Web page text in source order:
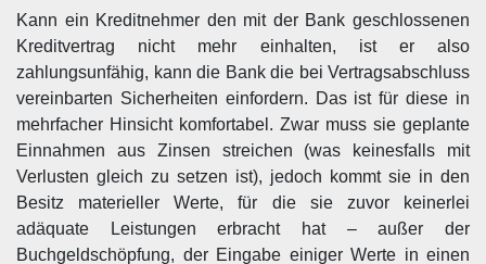
Kann ein Kreditnehmer den mit der Bank geschlossenen
Kreditvertrag nicht mehr einhalten, ist er also
zahlungsunfähig, kann die Bank die bei Vertragsabschluss
vereinbarten Sicherheiten einfordern. Das ist für diese in
mehrfacher Hinsicht komfortabel. Zwar muss sie geplante
Einnahmen aus Zinsen streichen (was keinesfalls mit
Verlusten gleich zu setzen ist), jedoch kommt sie in den
Besitz materieller Werte, für die sie zuvor keinerlei
adäquate Leistungen erbracht hat – außer der
Buchgeldschöpfung, der Eingabe einiger Werte in einen